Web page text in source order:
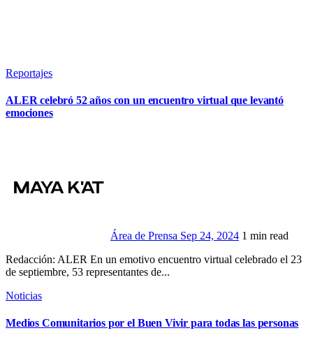
Reportajes
ALER celebró 52 años con un encuentro virtual que levantó
emociones
Área de Prensa Sep 24, 2024 1 min read
Redacción: ALER En un emotivo encuentro virtual celebrado el 23
de septiembre, 53 representantes de...
Noticias
Medios Comunitarios por el Buen Vivir para todas las personas